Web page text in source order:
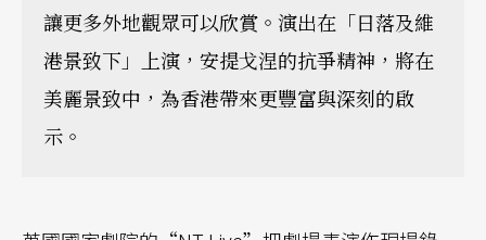
讓更多外地觀眾可以欣賞。演出在「日落及維
港景致下」上演，安提戈涅的抗爭精神，將在
美麗景致中，為香港帶來更豐富與深刻的啟
示。